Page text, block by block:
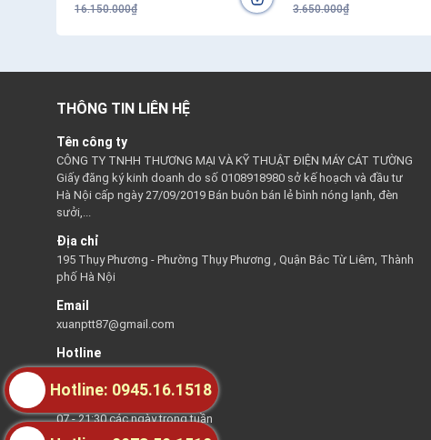
16.150.000₫ 3.650.000₫
THÔNG TIN LIÊN HỆ
Tên công ty
CÔNG TY TNHH THƯƠNG MẠI VÀ KỸ THUẬT ĐIỆN MÁY CÁT TƯỜNG
Giấy đăng ký kinh doanh do số 0108918980 sở kế hoạch và đầu tư
Hà Nội cấp ngày 27/09/2019 Bán buôn bán lẻ bình nóng lạnh, đèn
sưởi,...
Địa chỉ
195 Thụy Phương - Phường Thụy Phương , Quận Bắc Từ Liêm, Thành
phố Hà Nội
Email
xuanptt87@gmail.com
Hotline
0945161518
Thời gian hỗ trợ
07 - 21:30 các ngày trong tuần
Hotline: 0945.16.1518